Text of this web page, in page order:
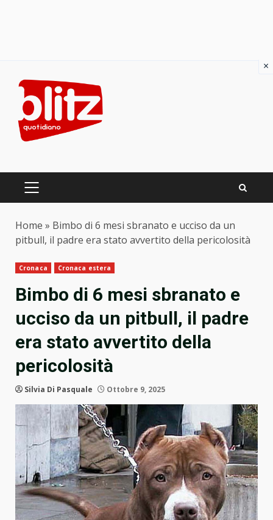
content
PRIMARY
Home » Bimbo di 6 mesi sbranato e ucciso da un
pitbull, il padre era stato avvertito della pericolosità
Cronaca Cronaca estera
Bimbo di 6 mesi sbranato e
ucciso da un pitbull, il padre
era stato avvertito della
pericolosità
Silvia Di Pasquale Ottobre 9, 2025
×